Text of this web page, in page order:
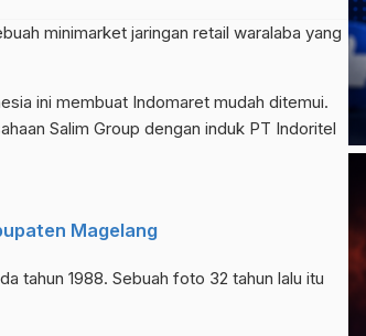
minimarket jaringan retail waralaba yang
ini membuat Indomaret mudah ditemui.
Salim Group dengan induk PT Indoritel
Magelang
tahun 1988. Sebuah foto 32 tahun lalu itu